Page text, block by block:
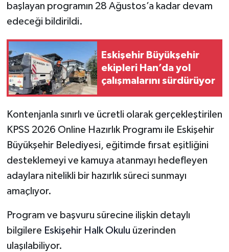
başlayan programın 28 Ağustos’a kadar devam
edeceği bildirildi.
Eskişehir Büyükşehir
ekipleri Han’da yol
çalışmalarını sürdürüyor
Kontenjanla sınırlı ve ücretli olarak gerçekleştirilen
KPSS 2026 Online Hazırlık Programı ile Eskişehir
Büyükşehir Belediyesi, eğitimde fırsat eşitliğini
desteklemeyi ve kamuya atanmayı hedefleyen
adaylara nitelikli bir hazırlık süreci sunmayı
amaçlıyor.
Program ve başvuru sürecine ilişkin detaylı
bilgilere Eskişehir Halk Okulu üzerinden
ulaşılabiliyor.